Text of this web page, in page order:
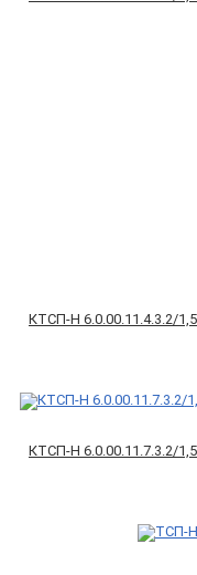
КТСП-Н 6.0.00.11.4.3.2/
КТСП-Н 6.0.00.11.7.3.2/